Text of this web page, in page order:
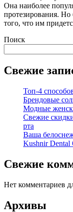
Она наиболее
протезирования. Но
того, что им
Поиск
Свежие
Топ-4
Брендовые
Модные
Свежие
рта
Ваша
Kushnir Dental
Свежие
Нет комментариев
Архивы